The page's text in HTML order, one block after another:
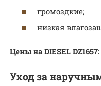
громоздкие;
низкая
Цены на DIESEL DZ1657:
Уход за